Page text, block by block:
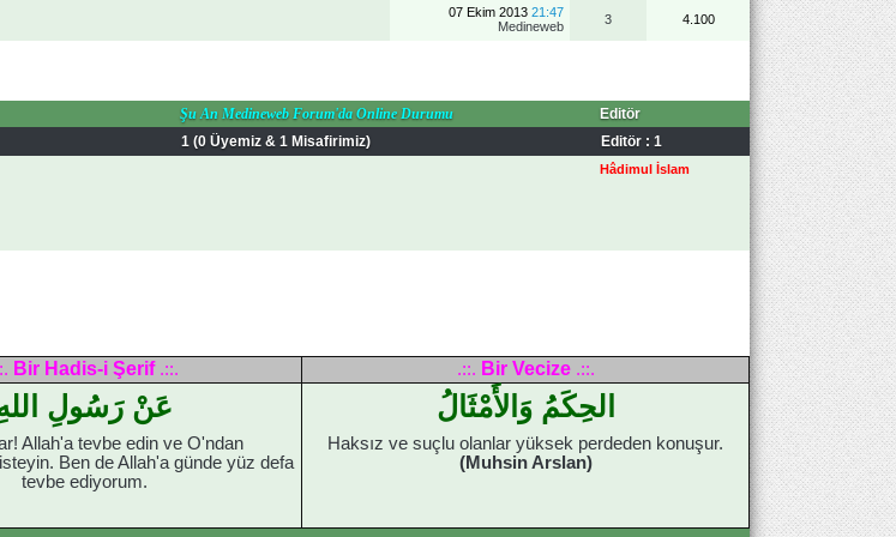
07 Ekim 2013 21:47
Medineweb
3 4.100
Şu An Medineweb Forum'da Online Durumu
Editör
1 (0 Üyemiz & 1 Misafirimiz)
Editör : 1
Hâdimul İslam
Bir Hadis-i Şerif .::. .::. Bir Vecize .::.
عَنْ رَسُولِ
Allah'a tevbe edin ve O'ndan
isteyin. Ben de Allah'a günde yüz defa
tevbe ediyorum.
الحِكَمُ وَالأَمْثَالُ
Haksız ve suçlu olanlar yüksek perdeden konuşur.
(Muhsin Arslan)